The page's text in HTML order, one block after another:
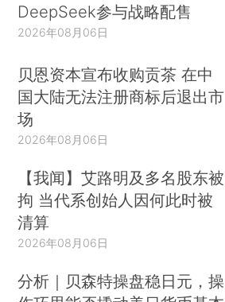
DeepSeek参与战略配售
2026年08月06日
贝恩资本宣布收购贡茶 在中
国大陆无法注册商标后退出市
场
2026年08月06日
【我闻】艾路明及多名股东被
拘 当代系创始人因何此时被
清算
2026年08月06日
分析｜贝森特操盘稳日元，操